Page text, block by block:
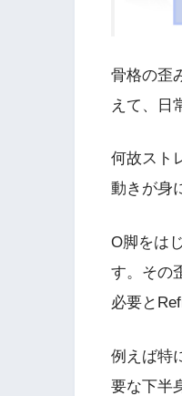
骨格の歪
えて、日
何故スト
動きが身
O脚をは
す。その
必要と
例えば特
要な下半